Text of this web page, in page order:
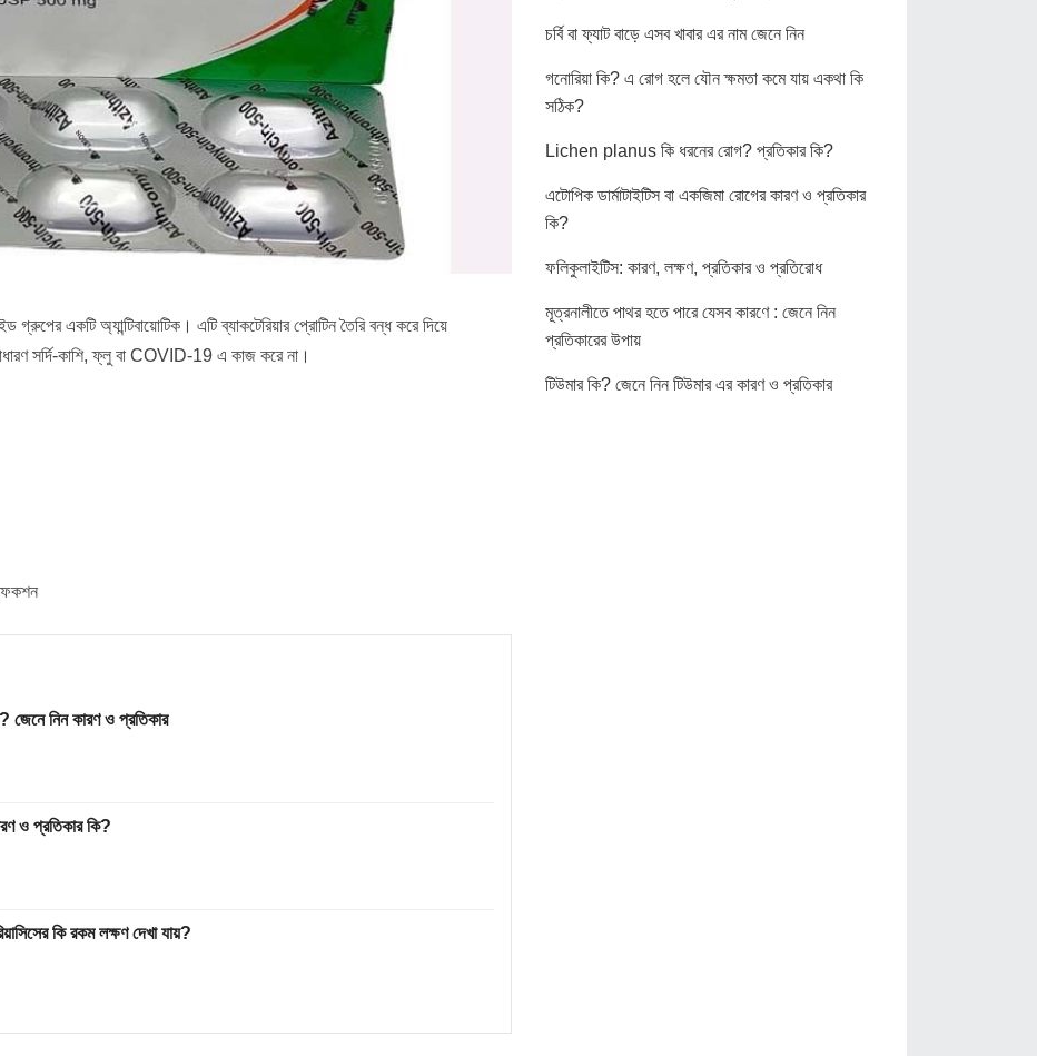
একটি অ্যান্টিবায়োটিক। এটি ব্যাকটেরিয়ার প্রোটিন তৈরি বন্ধ করে দিয়ে
সর্দি-কাশি, ফ্লু বা COVID-19 এ কাজ করে না।
জেনে নিন কারণ ও প্রতিকার
ও প্রতিকার কি?
কি রকম লক্ষণ দেখা যায়?
চর্বি বা ফ্যাট বাড়ে এসব খাবার এর নাম জেনে নিন
গনোরিয়া কি? এ রোগ হলে যৌন ক্ষমতা কমে যায় একথা কি
সঠিক?
Lichen planus কি ধরনের রোগ? প্রতিকার কি?
এটোপিক ডার্মাটাইটিস বা একজিমা রোগের কারণ ও প্রতিকার
কি?
ফলিকুলাইটিস: কারণ, লক্ষণ, প্রতিকার ও প্রতিরোধ
মূত্রনালীতে পাথর হতে পারে যেসব কারণে : জেনে নিন
প্রতিকারের উপায়
টিউমার কি? জেনে নিন টিউমার এর কারণ ও প্রতিকার